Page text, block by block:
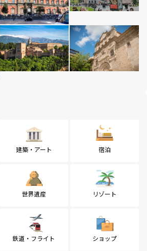
建築・アート 宿泊
世界遺産 リゾート
鉄道・フライト ショップ